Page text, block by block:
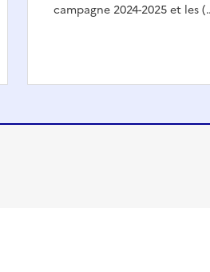
campagne 2024-2025 et les